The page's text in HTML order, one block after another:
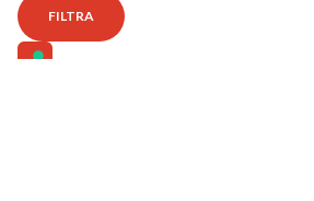
FILTRA
© 2026 Spegetti Visione Superba - Frasimo SRL -